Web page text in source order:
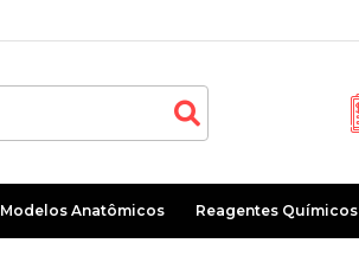
Modelos Anatômicos Reagentes Químicos